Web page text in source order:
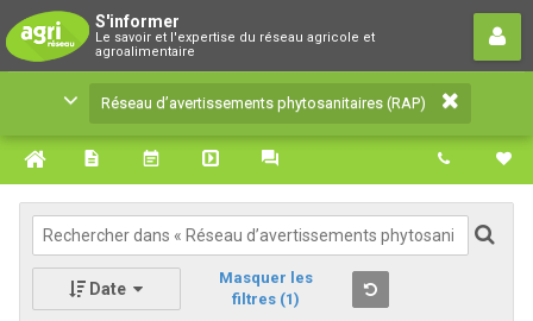
S'informer
Le savoir et l'expertise du réseau agricole et
agroalimentaire
Réseau d’avertissements
phytosanitaires (RAP)
Le savoir et l'expertise du réseau agricole et
agroalimentaire
Réseau d’avertissements phytosanitaires (RAP)
Date
Masquer les
filtres (1)